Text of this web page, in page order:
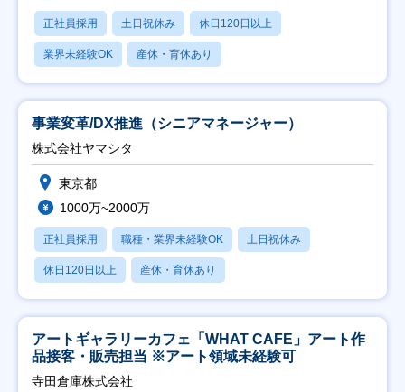
正社員採用 土日祝休み 休日120日以上
業界未経験OK 産休・育休あり
事業変革/DX推進（シニアマネージャー）
株式会社ヤマシタ
東京都
1000万~2000万
正社員採用 職種・業界未経験OK 土日祝休み
休日120日以上 産休・育休あり
アートギャラリーカフェ「WHAT CAFE」アート作
品接客・販売担当 ※アート領域未経験可
寺田倉庫株式会社